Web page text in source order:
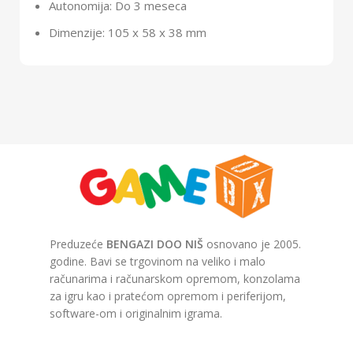
Autonomija: Do 3 meseca
Dimenzije: 105 x 58 x 38 mm
Preduzeće BENGAZI DOO NIŠ osnovano je 2005.
godine. Bavi se trgovinom na veliko i malo
računarima i računarskom opremom, konzolama
za igru kao i pratećom opremom i periferijom,
software-om i originalnim igrama.